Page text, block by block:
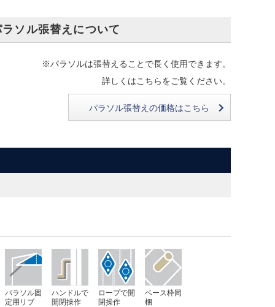
ラソル張替えについて
※パラソルは張替えることで長く使用できます。
詳しくはこちらをご覧ください。
パラソル張替えの価格はこちら
パラソル固
定用リブ
ハンドルで
開閉操作
ロープで開
閉操作
ベース枠同
梱